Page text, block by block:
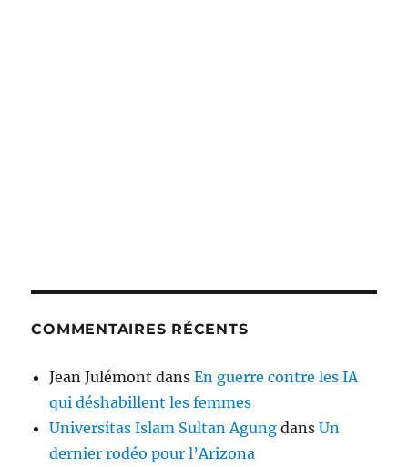
COMMENTAIRES RÉCENTS
Jean Julémont dansEn guerre contre les IA
qui déshabillent les femmes
Universitas Islam Sultan Agung dansUn
dernier rodéo pour l’Arizona